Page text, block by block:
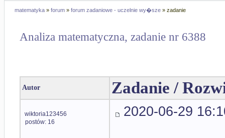
matematyka » forum » forum zadaniowe - uczelnie wy�sze » zadanie
Analiza matematyczna, zadanie nr 6388
Autor Zadanie /
wiktoria123456
postów: 16
2020-06-29